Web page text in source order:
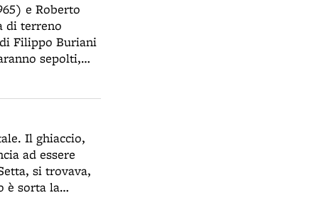
e Roberto
di terreno
Filippo Buriani
sepolti,
Le
responsabili
Il ghiaccio,
ad essere
si trovava,
è sorta la
ghiaccio